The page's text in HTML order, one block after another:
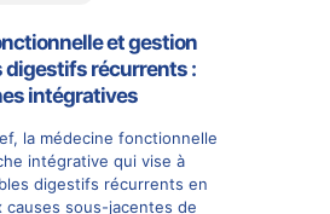
et gestion
digestifs récurrents :
intégratives
la médecine fonctionnelle
intégrative qui vise à
digestifs récurrents en
causes sous-jacentes de